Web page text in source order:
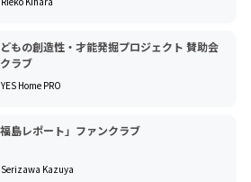
もの創造性・才能発掘プロジェクト 賛助会
ラブ
Home PRO
福島レポート」ファンクラブ
Serizawa Kazuya